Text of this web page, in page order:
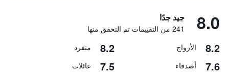
8.0 جيد جدًا
241 من التقييمات تم التحقق منها
8.2 الأزواج 8.2 منفرد
7.6 أصدقاء 7.5 عائلات